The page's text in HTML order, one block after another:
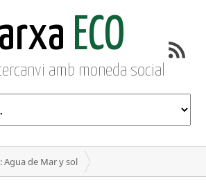
ECO
amb moneda social
Agua de Mar y sol